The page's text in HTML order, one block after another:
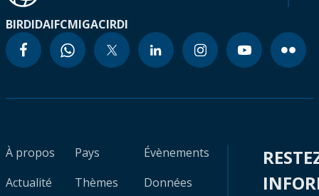
BIRDIDAIFCMIGACIRDI
À propos
Actualité
Pays
Thèmes
Évènements
Données